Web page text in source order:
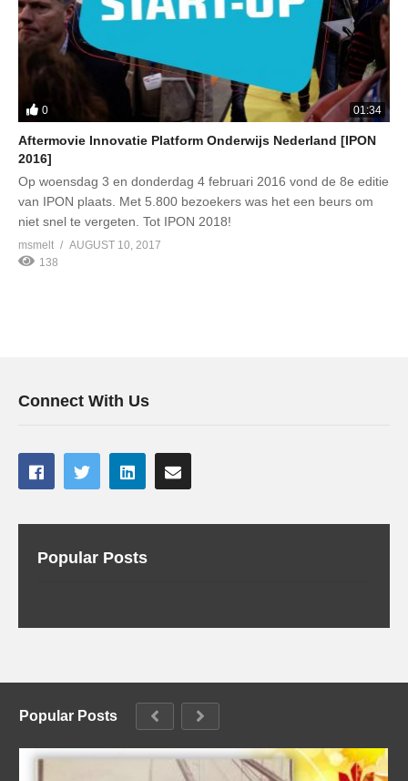
0 01:34
Aftermovie Innovatie Platform Onderwijs Nederland [IPON
2016]
Op woensdag 3 en donderdag 4 februari 2016 vond de 8e editie
van IPON plaats. Met 5.800 bezoekers was het een beurs om
niet snel te vergeten. Tot IPON 2018!
msmelt
AUGUST 10, 2017
138
Connect With Us
Popular Posts
Popular Posts